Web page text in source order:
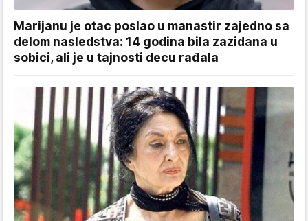
Marijanu je otac poslao u manastir zajedno sa
delom nasledstva: 14 godina bila zazidana u
sobici, ali je u tajnosti decu rađala